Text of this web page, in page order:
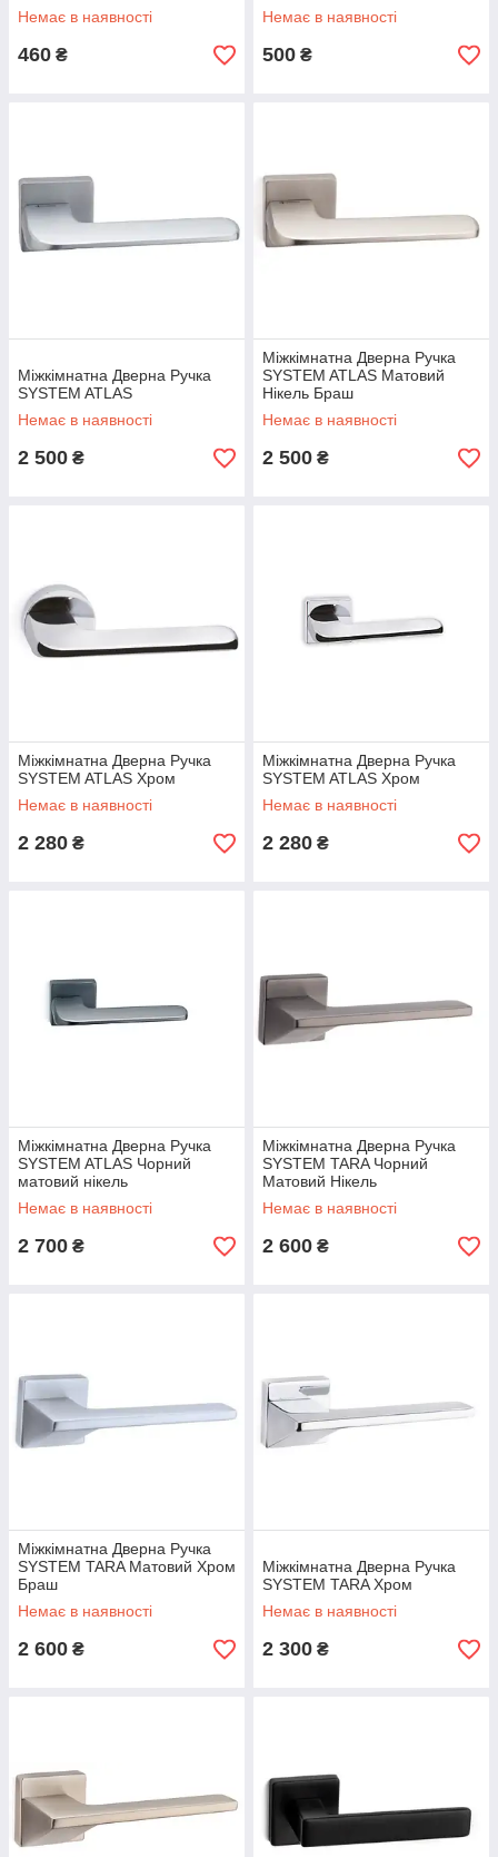
Немає в наявності
460 ₴
Немає в наявності
500 ₴
Міжкімнатна Дверна Ручка
SYSTEM ATLAS
Немає в наявності
2 500 ₴
Міжкімнатна Дверна Ручка
SYSTEM ATLAS Матовий
Нікель Браш
Немає в наявності
2 500 ₴
Міжкімнатна Дверна Ручка
SYSTEM ATLAS Хром
Немає в наявності
2 280 ₴
Міжкімнатна Дверна Ручка
SYSTEM ATLAS Хром
Немає в наявності
2 280 ₴
Міжкімнатна Дверна Ручка
SYSTEM ATLAS Чорний
матовий нікель
Немає в наявності
2 700 ₴
Міжкімнатна Дверна Ручка
SYSTEM TARA Чорний
Матовий Нікель
Немає в наявності
2 600 ₴
Міжкімнатна Дверна Ручка
SYSTEM TARA Матовий Хром
Браш
Немає в наявності
2 600 ₴
Міжкімнатна Дверна Ручка
SYSTEM TARA Хром
Немає в наявності
2 300 ₴